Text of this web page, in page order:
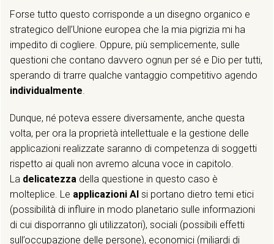
Forse tutto questo corrisponde a un disegno organico e
strategico dell’Unione europea che la mia pigrizia mi ha
impedito di cogliere. Oppure, più semplicemente, sulle
questioni che contano davvero ognun per sé e Dio per tutti,
sperando di trarre qualche vantaggio competitivo agendo
individualmente.
Dunque, né poteva essere diversamente, anche questa
volta, per ora la proprietà intellettuale e la gestione delle
applicazioni realizzate saranno di competenza di soggetti
rispetto ai quali non avremo alcuna voce in capitolo.
La delicatezza della questione in questo caso è
molteplice. Le applicazioni AI si portano dietro temi etici
(possibilità di influire in modo planetario sulle informazioni
di cui disporranno gli utilizzatori), sociali (possibili effetti
sull’occupazione delle persone), economici (miliardi di